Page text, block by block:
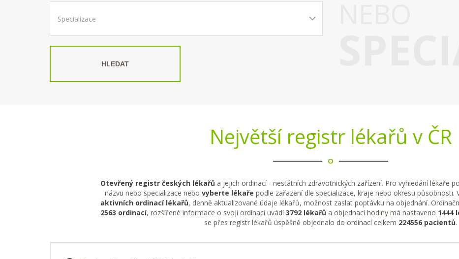
HLEDAT
Největší registr lékařů v ČR
Otevřený registr českých lékařů a jejich ordinací - nestátních zdravotnických zařízení. Pro vyhledání lékaře
názvu nebo specializace nebo vyberte lékaře podle zařazení dle specializace, kraje nebo okresu působnosti.
aktivních ordinací lékařů, denně aktualizované údaje lékařů, možnost zaslat poptávku na objednání.
2563 ordinací, rozšířené informace o svojí ordinaci uvádí3792 lékařů a objednací hodiny má nastaveno 1444
se přes registr lékařů úspěšně objednalo do ordinací celkem 224556 pacientů.